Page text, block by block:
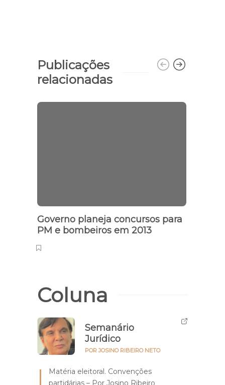
Publicações
relacionadas
Governo planeja concursos para
PM e bombeiros em 2013
Coluna
Semanário
Jurídico
POR JOSINO RIBEIRO NETO
Matéria eleitoral. Convenções
partidárias – Por Josino Ribeiro